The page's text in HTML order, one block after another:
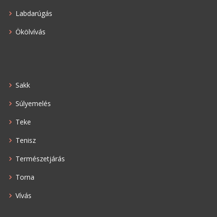
Labdarúgás
Ökölvívás
Sakk
Súlyemelés
Teke
Tenisz
Természetjárás
Torna
Vívás